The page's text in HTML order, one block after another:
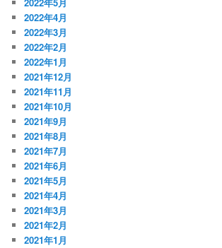
2022年5月
2022年4月
2022年3月
2022年2月
2022年1月
2021年12月
2021年11月
2021年10月
2021年9月
2021年8月
2021年7月
2021年6月
2021年5月
2021年4月
2021年3月
2021年2月
2021年1月